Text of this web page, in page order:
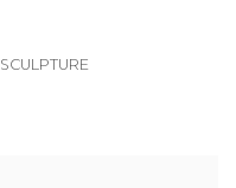
SCULPTURE